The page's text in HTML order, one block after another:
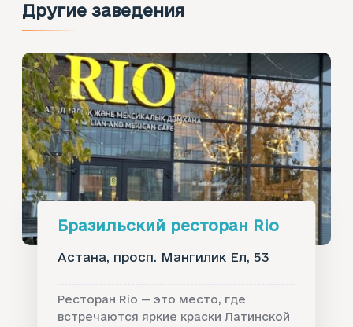
Другие заведения
Бразильский ресторан Rio
Астана, ​просп. Мангилик Ел, 53
Ресторан Rio — это место, где
встречаются яркие краски Латинской